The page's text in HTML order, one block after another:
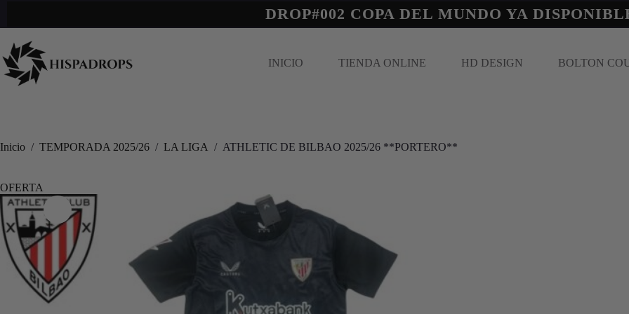
DROP#002 COPA DEL MUNDO YA
INICIO TIENDA ONLINE HD DESIGN BOLTON
Inicio / TEMPORADA 2025/26 / LA LIGA / ATHLETIC DE BILBAO 2025/26 **PORTERO**
OFERTA